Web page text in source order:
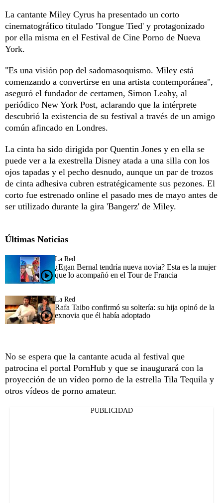
La cantante Miley Cyrus ha presentado un corto
cinematográfico titulado 'Tongue Tied' y protagonizado
por ella misma en el Festival de Cine Porno de Nueva
York.
"Es una visión pop del sadomasoquismo. Miley está
comenzando a convertirse en una artista contemporánea",
aseguró el fundador de certamen, Simon Leahy, al
periódico New York Post, aclarando que la intérprete
descubrió la existencia de su festival a través de un amigo
común afincado en Londres.
La cinta ha sido dirigida por Quentin Jones y en ella se
puede ver a la exestrella Disney atada a una silla con los
ojos tapadas y el pecho desnudo, aunque un par de trozos
de cinta adhesiva cubren estratégicamente sus pezones. El
corto fue estrenado online el pasado mes de mayo antes de
ser utilizado durante la gira 'Bangerz' de Miley.
Últimas Noticias
La Red
¿Egan Bernal tendría nueva novia? Esta es la mujer
que lo acompañó en el Tour de Francia
La Red
Rafa Taibo confirmó su soltería: su hija opinó de la
exnovia que él había adoptado
No se espera que la cantante acuda al festival que
patrocina el portal PornHub y que se inaugurará con la
proyección de un vídeo porno de la estrella Tila Tequila y
otros vídeos de porno amateur.
PUBLICIDAD